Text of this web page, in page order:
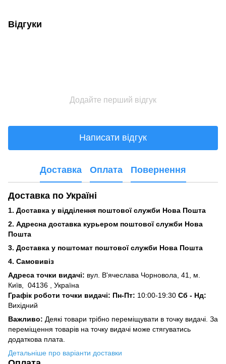
Відгуки
Додайте перший відгук
Написати відгук
Доставка Оплата Повернення
Доставка по Україні
1. Доставка у відділення поштової служби Нова Пошта
2. Адресна доставка курьером поштової служби Нова
Пошта
3. Доставка у поштомат поштової служби Нова Пошта
4. Самовивіз
Адреса точки видачі: вул. В'ячеслава Чорновола, 41, м.
Київ,
04136 , Україна
Графік роботи точки видачі: Пн-Пт: 10:00-19:30 Сб - Нд:
Вихідний
Важливо: Деякі товари трібно переміщувати в точку видачі. За
переміщення товарів на точку видачі може стягуватись
додаткова плата.
Детальніше про варіанти доставки